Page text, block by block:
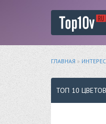
ГЛАВНАЯ»
ТОП 10